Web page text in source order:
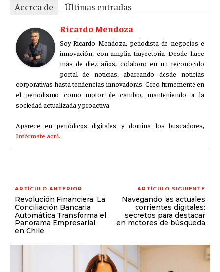
Acerca de
Últimas entradas
Ricardo Mendoza
Soy Ricardo Mendoza, periodista de negocios e
innovación, con amplia trayectoria. Desde hace
más de diez años, colaboro en un reconocido
portal de noticias, abarcando desde noticias
corporativas hasta tendencias innovadoras. Creo firmemente en
el periodismo como motor de cambio, manteniendo a la
sociedad actualizada y proactiva.
Aparece en periódicos digitales y domina los buscadores,
Infórmate aquí.
ARTÍCULO ANTERIOR
Revolución Financiera: La
Conciliación Bancaria
Automática Transforma el
Panorama Empresarial
en Chile
ARTÍCULO SIGUIENTE
Navegando las actuales
corrientes digitales:
secretos para destacar
en motores de búsqueda